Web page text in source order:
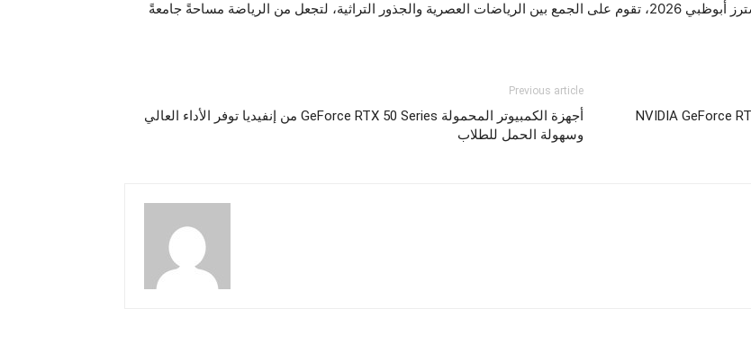
وأضاف: ” وتجسِّد هذه الخطوة رؤية أشمل تتبناها ألعاب الماسترز أبوظبي 2026، تقوم على الجمع بين الرياضات العصرية والجذور التراثية، لتجعل من الرياضة مساحةً جامعةً
Previous article
أجهزة الكمبيوتر المحمولة GeForce RTX 50 Series من إنفيديا توفر الأداء العالي
وسهولة الحمل للطلاب
NVIDIA GeForce